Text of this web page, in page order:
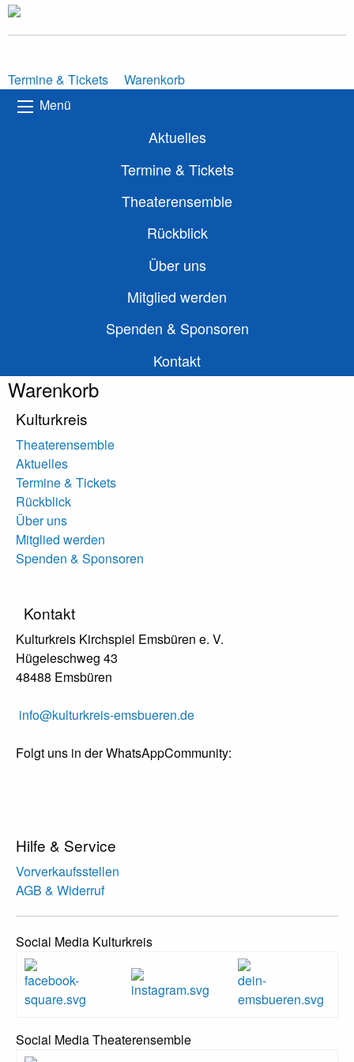
Termine & Tickets
Warenkorb
Menü
Aktuelles
Termine & Tickets
Theaterensemble
Rückblick
Über uns
Mitglied werden
Spenden & Sponsoren
Kontakt
Warenkorb
Kulturkreis
Theaterensemble
Aktuelles
Termine & Tickets
Rückblick
Über uns
Mitglied werden
Spenden & Sponsoren
Kontakt
Kulturkreis Kirchspiel Emsbüren e. V.
Hügeleschweg 43
48488 Emsbüren
info@kulturkreis-emsbueren.de
Folgt uns in der WhatsAppCommunity:
Hilfe & Service
Vorverkaufsstellen
AGB & Widerruf
Social Media Kulturkreis
Social Media Theaterensemble